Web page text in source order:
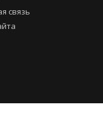
связь